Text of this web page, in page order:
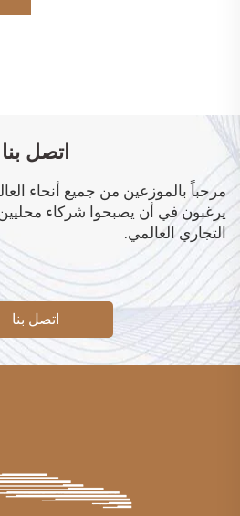
اتصل بنا
مرحباً بالموزعين من جميع أنحاء
يرغبون في أن يصبحوا شركاء محليين.
التجاري العالمي.
اتصل بنا